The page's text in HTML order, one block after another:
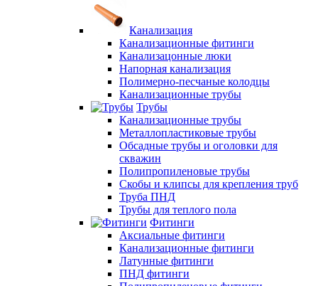
Канализация
Канализационные фитинги
Канализацонные люки
Напорная канализация
Полимерно-песчаные колодцы
Канализационные трубы
Трубы
Канализационные трубы
Металлопластиковые трубы
Обсадные трубы и оголовки для
скважин
Полипропиленовые трубы
Скобы и клипсы для крепления труб
Труба ПНД
Трубы для теплого пола
Фитинги
Аксиальные фитинги
Канализационные фитинги
Латунные фитинги
ПНД фитинги